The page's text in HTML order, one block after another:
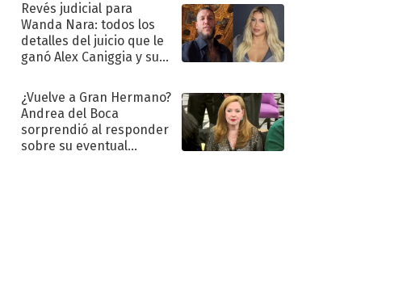
Revés judicial para
Wanda Nara: todos los
detalles del juicio que le
ganó Alex Caniggia y sus
¿Vuelve a Gran Hermano?
Andrea del Boca
sorprendió al responder
sobre su eventual